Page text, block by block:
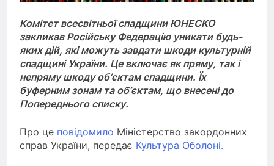
Комітет всесвітньої спадщини ЮНЕСКО
закликав Російську Федерацію уникати будь-
яких дій, які можуть завдати шкоди культурній
спадщині України. Це включає як пряму, так і
непряму шкоду об’єктам спадщини. Їх
буферним зонам та об’єктам, що внесені до
Попереднього списку.
Про це повідомило Міністерство закордонних
справ України, передає Культура Оболоні.